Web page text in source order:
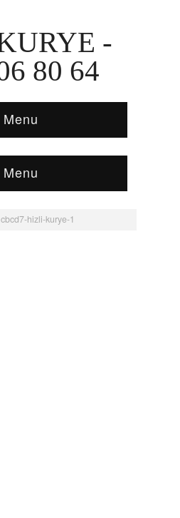
Menu
Menu
cbcd7-hizli-kurye-1